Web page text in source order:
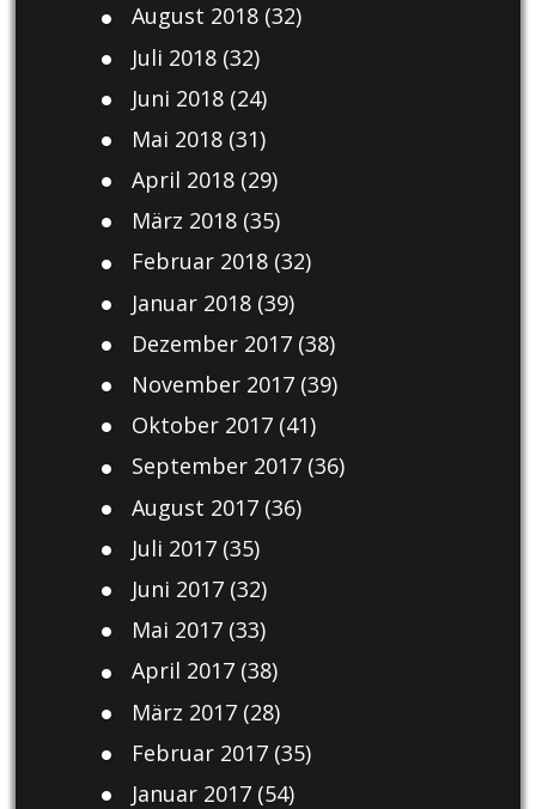
August 2018(32)
Juli 2018(32)
Juni 2018(24)
Mai 2018(31)
April 2018(29)
März 2018(35)
Februar 2018(32)
Januar 2018(39)
Dezember 2017(38)
November 2017(39)
Oktober 2017(41)
September 2017(36)
August 2017(36)
Juli 2017(35)
Juni 2017(32)
Mai 2017(33)
April 2017(38)
März 2017(28)
Februar 2017(35)
Januar 2017(54)